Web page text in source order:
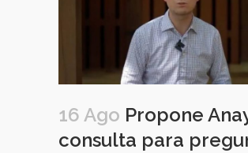
16 Ago Propone
consulta para